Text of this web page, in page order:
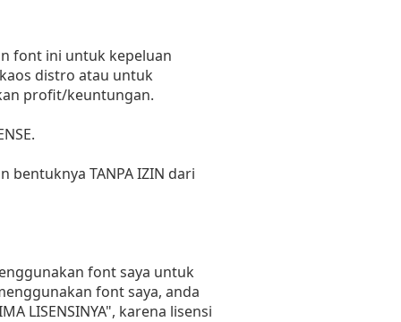
font ini untuk kepeluan
distro atau untuk
profit/keuntungan.
TANPA IZIN dari
font saya untuk
font saya, anda
LISENSINYA", karena lisensi